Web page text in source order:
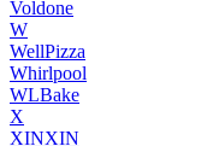
Voldone
W
WellPizza
Whirlpool
WLBake
X
XINXIN